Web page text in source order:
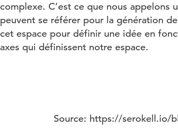
complexe. C’est ce que nous appelons
peuvent se référer pour la génération
cet espace pour définir une idée en
axes qui définissent notre espace.
Source: https://serokell.io/